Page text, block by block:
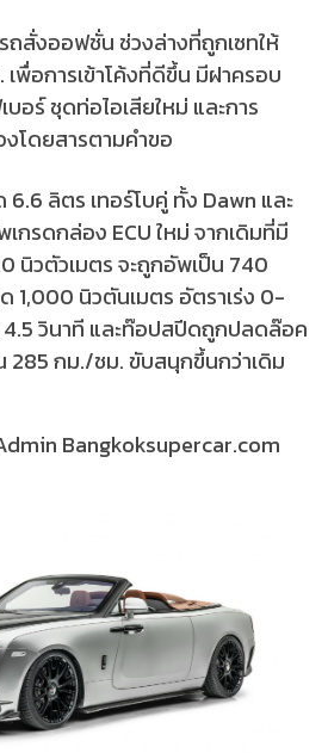
ถสั่งออฟชั่น ช่วงล่างที่ถูกเซทให้
พื่อการเข้าโค้งที่ดีขึ้น มีฝาครอบ
อร์ ชุดท่อไอเสียใหม่ และการ
โดยสารตามคำขอ
ลิตร เทอร์โบคู่ ทั้ง Dawn และ
กรดกล่อง ECU ใหม่ จากเดิมที่มี
นิวตัวเมตร จะถูกอัพเป็น 740
1,000 นิวตันเมตร อัตราเร่ง 0-
วินาที และท๊อปสปีดถูกปลดล๊อค
285 กม./ชม. ขับสนุกขึ้นกว่าเดิม
Bangkoksupercar.com